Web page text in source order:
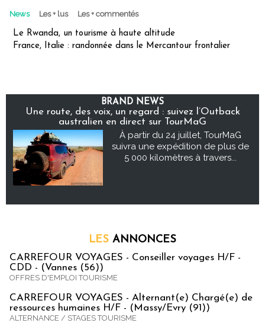
News Les + lus Les + commentés
Le Rwanda, un tourisme à haute altitude
France, Italie : randonnée dans le Mercantour frontalier
BRAND NEWS
Une route, des voix, un regard : suivez l’Outback
australien en direct sur TourMaG
À partir du 24 juillet, TourMaG
suivra une expédition de plus de
5 000 kilomètres à travers...
LES ANNONCES
CARREFOUR VOYAGES - Conseiller voyages H/F -
CDD - (Vannes (56))
OFFRES D'EMPLOI TOURISME
CARREFOUR VOYAGES - Alternant(e) Chargé(e) de
ressources humaines H/F - (Massy/Evry (91))
ALTERNANCE / STAGES TOURISME